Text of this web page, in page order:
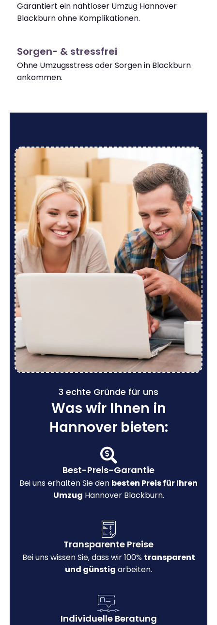
Garantiert ein nahtloser Umzug Hannover
Blackburn ohne Komplikationen.
Sorgen- & stressfrei
Ohne Umzugsstress oder Sorgen in Blackburn
ankommen.
3 echte Gründe für uns
Was wir Ihnen in
Hannover bieten:
Best-Preis-Garantie
Bei uns erhalten Sie den besten Preis für Ihren
Umzug Hannover Blackburn.
Transparente Preise
Bei uns wissen Sie, dass wir 100% transparent
und günstig arbeiten.
Individuelle Beratung